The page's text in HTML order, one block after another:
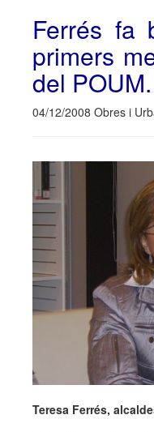
Ferrés fa
primers
del POUM.
04/12/2008 Obres i
Teresa Ferrés,